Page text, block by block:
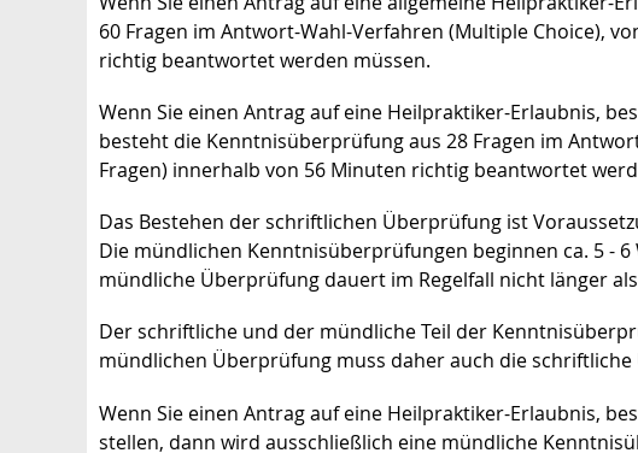
60 Fragen im Antwort-Wahl-Verfahren (Multiple Choice),
richtig beantwortet werden müssen.
Wenn Sie einen Antrag auf eine Heilpraktiker-Erlaubnis,
besteht die Kenntnisüberprüfung aus 28 Fragen im
Fragen) innerhalb von 56 Minuten richtig beantwortet
Das Bestehen der schriftlichen Überprüfung ist
Die mündlichen Kenntnisüberprüfungen beginnen ca. 5 -
mündliche Überprüfung dauert im Regelfall nicht länger
Der schriftliche und der mündliche Teil der
mündlichen Überprüfung muss daher auch die
Wenn Sie einen Antrag auf eine Heilpraktiker-Erlaubnis,
stellen, dann wird ausschließlich eine mündliche